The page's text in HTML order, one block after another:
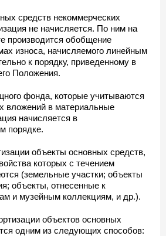
средств некоммерческих
не начисляется. По ним на
производится обобщение
износа, начисляемого линейным
к порядку, приведенному в
Положения.
фонда, которые учитываются
вложений в материальные
начисляется в
порядке.
объекты основных средств,
которых с течением
(земельные участки; объекты
объекты, отнесенные к
и музейным коллекциям, и др.).
объектов основных
одним из следующих способов: